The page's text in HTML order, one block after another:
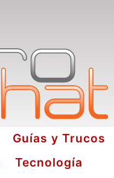
Guías y Trucos
Tecnología